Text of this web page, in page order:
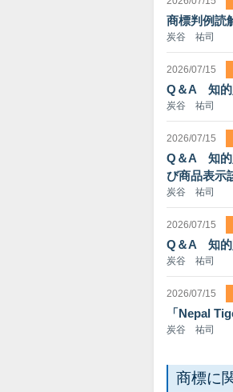
商標判例読
炭谷 祐司
2026/07/15
Q＆A 知的
炭谷 祐司
2026/07/15
Q＆A 知的
び商品表示
炭谷 祐司
2026/07/15
Q＆A 知的
炭谷 祐司
2026/07/15
「Nepal
炭谷 祐司
商標に